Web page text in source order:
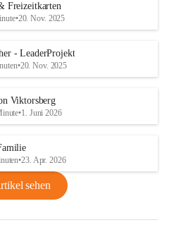
Freizeitkarten
•20. Nov. 2025
- LeaderProjekt
•20. Nov. 2025
Viktorsberg
•1. Juni 2026
•23. Apr. 2026
sehen